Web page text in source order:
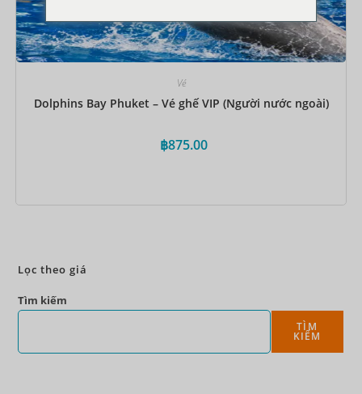
Vé
Dolphins Bay Phuket – Vé ghế VIP (Người nước ngoài)
฿875.00
Lọc theo giá
Tìm kiếm
TÌM
KIẾM